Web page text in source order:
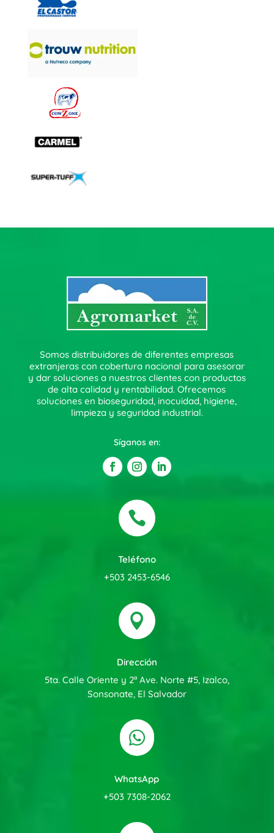
Somos distribuidores de diferentes empresas
extranjeras con cobertura nacional para asesorar
y dar soluciones a nuestros clientes con productos
de alta calidad y rentabilidad. Ofrecemos
soluciones en bioseguridad, inocuidad, higiene,
limpieza y seguridad industrial.
Síganos en:

Teléfono
+503 2453-6546

Dirección
5ta. Calle Oriente y 2ª Ave. Norte #5, Izalco,
Sonsonate, El Salvador

WhatsApp
+503 7308-2062